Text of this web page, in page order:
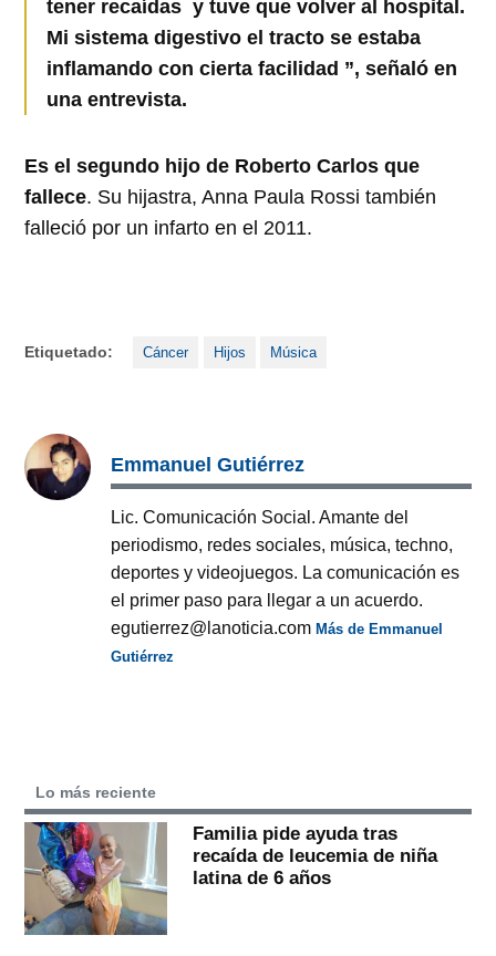
tener recaídas y tuve que volver al hospital.
Mi sistema digestivo el tracto se estaba
inflamando con cierta facilidad ”, señaló en
una entrevista.
Es el segundo hijo de Roberto Carlos que
fallece. Su hijastra, Anna Paula Rossi también
falleció por un infarto en el 2011.
Etiquetado: Cáncer Hijos Música
Emmanuel Gutiérrez
Lic. Comunicación Social. Amante del
periodismo, redes sociales, música, techno,
deportes y videojuegos. La comunicación es
el primer paso para llegar a un acuerdo.
egutierrez@lanoticia.comMás de Emmanuel
Gutiérrez
Lo más reciente
Familia pide ayuda tras
recaída de leucemia de niña
latina de 6 años